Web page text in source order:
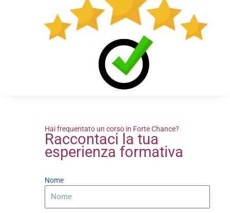
Hai frequentato un corso in Forte Chance?
Raccontaci la tua
esperienza formativa
Nome